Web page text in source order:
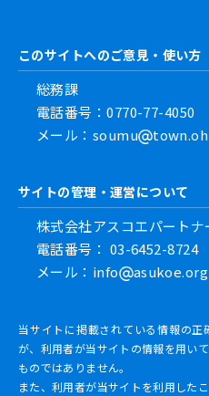
このサイトへのご意見・使い方
総務課
電話番号：0770-77-4050
メール：soumu
サイトの管理・運営について
株式会社アスコエパートナ
電話番号： 03-6452-8724
メール：info
asukoe.org
当サイトに掲載されている情報の
が、利用者が当サイトの情報を用い
ものではありません。
また、利用者が当サイトを利用した